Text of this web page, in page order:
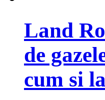
Land
de
cum si